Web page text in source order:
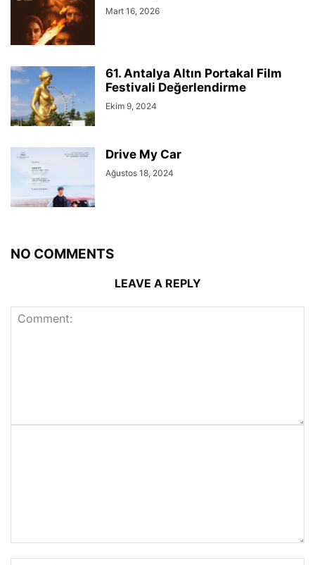
Mart 16, 2026
61. Antalya Altın Portakal Film
Festivali Değerlendirme
Ekim 9, 2024
Drive My Car
Ağustos 18, 2024
NO COMMENTS
LEAVE A REPLY